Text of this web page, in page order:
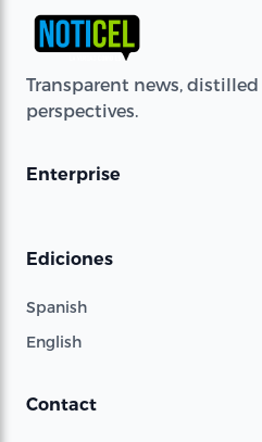
Transparent news,
perspectives.
Enterprise
Ediciones
Spanish
English
Contact